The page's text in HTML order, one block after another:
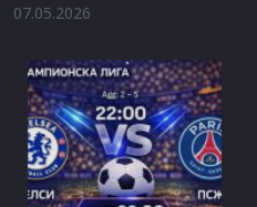
07.05.2026